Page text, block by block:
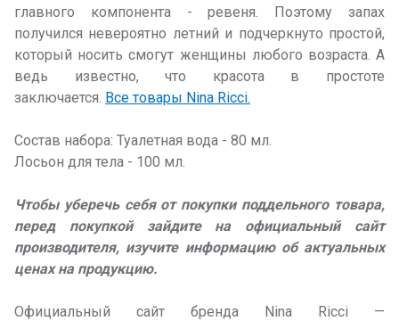
главного компонента - ревеня. Поэтому запах
получился невероятно летний и подчеркнуто простой,
который носить смогут женщины любого возраста. А
ведь известно, что красота в простоте
заключается. Все товары Nina Ricci.
Состав набора: Туалетная вода - 80 мл.
Лосьон для тела - 100 мл.
Чтобы уберечь себя от покупки поддельного товара,
перед покупкой зайдите на официальный сайт
производителя, изучите информацию об актуальных
ценах на продукцию.
Официальный сайт бренда Nina Ricci —